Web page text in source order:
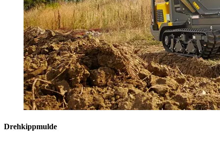
Drehkippmulde